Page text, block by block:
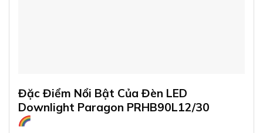
Đặc Điểm Nổi Bật Của Đèn LED
Downlight Paragon PRHB90L12/30